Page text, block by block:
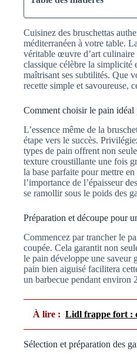
Cuisinez des bruschettas
méditerranéen à votre table.
véritable œuvre d’art culinaire
classique célèbre la simplicité
maîtrisant ses subtilités. Que
recette simple et savoureuse,
Comment choisir le pain idéal
L’essence même de la
étape vers le succès.
types de pain offrent non
texture croustillante une fois
la base parfaite pour mettre
l’importance de l’épaisseur
se ramollir sous le poids des
Préparation et découpe pour
Commencez par trancher le
coupée. Cela garantit non
le pain développe une saveur
pain bien aiguisé facilitera
un barbecue pendant environ
À lire : Lidl frappe fort :
Sélection et préparation des